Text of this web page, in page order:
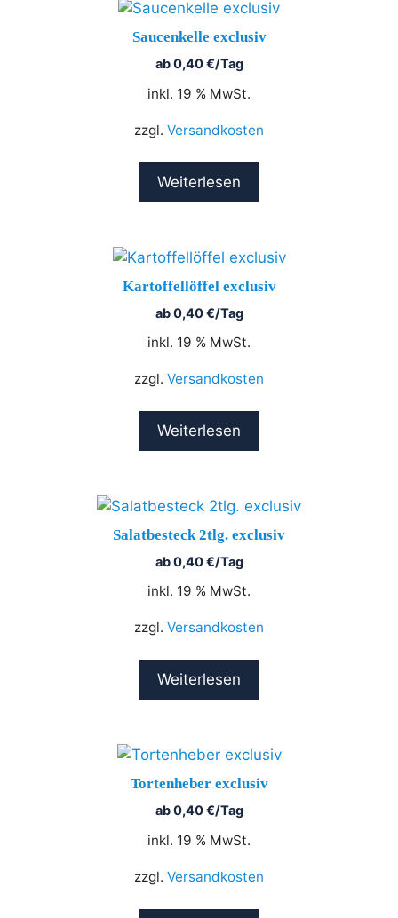
Saucenkelle exclusiv
ab0,40€/Tag
inkl. 19 % MwSt.
zzgl. Versandkosten
Weiterlesen
Kartoffellöffel exclusiv
ab0,40€/Tag
inkl. 19 % MwSt.
zzgl. Versandkosten
Weiterlesen
Salatbesteck 2tlg. exclusiv
ab0,40€/Tag
inkl. 19 % MwSt.
zzgl. Versandkosten
Weiterlesen
Tortenheber exclusiv
ab0,40€/Tag
inkl. 19 % MwSt.
zzgl. Versandkosten